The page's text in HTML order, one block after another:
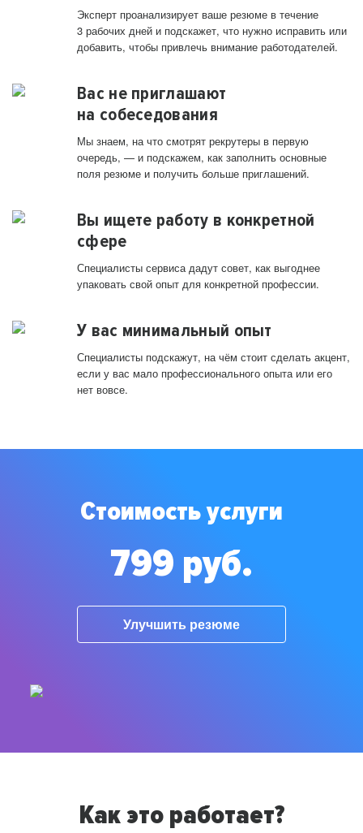
Эксперт проанализирует ваше резюме в течение
3 рабочих дней и подскажет, что нужно исправить или
добавить, чтобы привлечь внимание работодателей.
Вас не приглашают
на собеседования
Мы знаем, на что смотрят рекрутеры в первую
очередь, — и подскажем, как заполнить основные
поля резюме и получить больше приглашений.
Вы ищете работу в конкретной
сфере
Специалисты сервиса дадут совет, как выгоднее
упаковать свой опыт для конкретной профессии.
У вас минимальный опыт
Специалисты подскажут, на чём стоит сделать акцент,
если у вас мало профессионального опыта или его
нет вовсе.
Стоимость услуги
799 руб.
Улучшить резюме
Как это работает?